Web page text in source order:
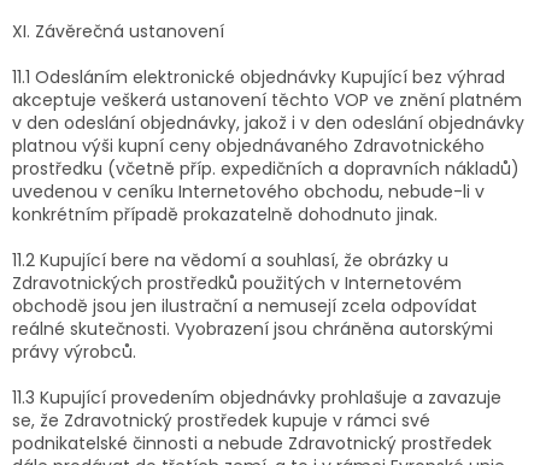
XI. Závěrečná ustanovení
11.1 Odesláním elektronické objednávky Kupující bez výhrad
akceptuje veškerá ustanovení těchto VOP ve znění platném
v den odeslání objednávky, jakož i v den odeslání objednávky
platnou výši kupní ceny objednávaného Zdravotnického
prostředku (včetně příp. expedičních a dopravních nákladů)
uvedenou v ceníku Internetového obchodu, nebude-li v
konkrétním případě prokazatelně dohodnuto jinak.
11.2 Kupující bere na vědomí a souhlasí, že obrázky u
Zdravotnických prostředků použitých v Internetovém
obchodě jsou jen ilustrační a nemusejí zcela odpovídat
reálné skutečnosti. Vyobrazení jsou chráněna autorskými
právy výrobců.
11.3 Kupující provedením objednávky prohlašuje a zavazuje
se, že Zdravotnický prostředek kupuje v rámci své
podnikatelské činnosti a nebude Zdravotnický prostředek